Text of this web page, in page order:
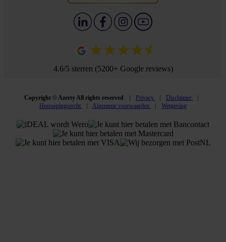
4.6/5 sterren (5200+ Google reviews)
Copyright © Azerty All rights reserved Privacy
Disclaimer
Herroepingsrecht
Algemene voorwaarden Wetgeving